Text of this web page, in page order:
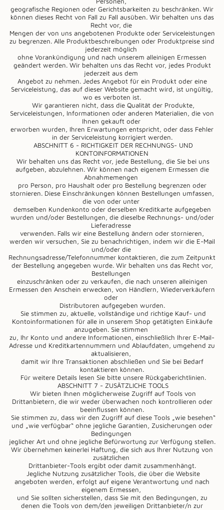
geografische Regionen oder Gerichtsbarkeiten zu beschränken. Wir
können dieses Recht von Fall zu Fall ausüben. Wir behalten uns das
Recht vor, die
Mengen der von uns angebotenen Produkte oder Serviceleistungen
zu begrenzen. Alle Produktbeschreibungen oder Produktpreise sind
jederzeit möglich
ohne Vorankündigung und nach unserem alleinigen Ermessen
geändert werden. Wir behalten uns das Recht vor, jedes Produkt
jederzeit aus dem
Angebot zu nehmen. Jedes Angebot für ein Produkt oder eine
Serviceleistung, das auf dieser Website gemacht wird, ist ungültig,
wo es verboten ist.
Wir garantieren nicht, dass die Qualität der Produkte,
Serviceleistungen, Informationen oder anderen Materialien, die von
Ihnen gekauft oder
erworben wurden, Ihren Erwartungen entspricht, oder dass Fehler
in der Serviceleistung korrigiert werden.
ABSCHNITT 6 - RICHTIGKEIT DER RECHNUNGS- UND
KONTOINFORMATIONEN
Wir behalten uns das Recht vor, jede Bestellung, die Sie bei uns
aufgeben, abzulehnen. Wir können nach eigenem Ermessen die
Abnahmemengen
pro Person, pro Haushalt oder pro Bestellung begrenzen oder
stornieren. Diese Einschränkungen können Bestellungen umfassen,
die von oder unter
demselben Kundenkonto oder derselben Kreditkarte aufgegeben
wurden und/oder Bestellungen, die dieselbe Rechnungs- und/oder
Lieferadresse
verwenden. Falls wir eine Bestellung ändern oder stornieren,
werden wir versuchen, Sie zu benachrichtigen, indem wir die E-Mail
und/oder die
Rechnungsadresse/Telefonnummer kontaktieren, die zum Zeitpunkt
der Bestellung angegeben wurde. Wir behalten uns das Recht vor,
Bestellungen
einzuschränken oder zu verkaufen, die nach unseren alleinigen
Ermessen den Anschein erwecken, von Händlern, Wiederverkäufern
oder
Distributoren aufgegeben wurden.
Sie stimmen zu, aktuelle, vollständige und richtige Kauf- und
Kontoinformationen für alle in unserem Shop getätigten Einkäufe
anzugeben. Sie stimmen
zu, Ihr Konto und andere Informationen, einschließlich Ihrer E-Mail-
Adresse und Kreditkartennummern und Ablaufdaten, umgehend zu
aktualisieren,
damit wir Ihre Transaktionen abschließen und Sie bei Bedarf
kontaktieren können.
Für weitere Details lesen Sie bitte unsere Rückgaberichtlinien.
ABSCHNITT 7 - ZUSÄTZLICHE TOOLS
Wir bieten Ihnen möglicherweise Zugriff auf Tools von
Drittanbietern, die wir weder überwachen noch kontrollieren oder
beeinflussen können.
Sie stimmen zu, dass wir den Zugriff auf diese Tools „wie besehen“
und „wie verfügbar“ ohne jegliche Garantien, Zusicherungen oder
Bedingungen
jeglicher Art und ohne jegliche Befürwortung zur Verfügung stellen.
Wir übernehmen keinerlei Haftung, die sich aus Ihrer Nutzung von
zusätzlichen
Drittanbieter-Tools ergibt oder damit zusammenhängt.
Jegliche Nutzung zusätzlicher Tools, die über die Website
angeboten werden, erfolgt auf eigene Verantwortung und nach
eigenem Ermessen,
und Sie sollten sicherstellen, dass Sie mit den Bedingungen, zu
denen die Tools von dem/den jeweiligen Drittanbieter/n zur